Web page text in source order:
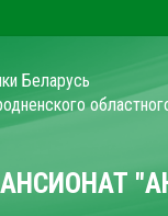
Беларусь